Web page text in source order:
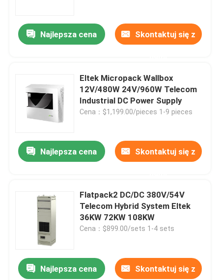
Najlepsza cena Skontaktuj się z
Eltek Micropack Wallbox
12V/480W 24V/960W Telecom
Industrial DC Power Supply
Cena：$1,199.00/pieces 1-9 pieces
Najlepsza cena Skontaktuj się z
Flatpack2 DC/DC 380V/54V
Telecom Hybrid System Eltek
36KW 72KW 108KW
Cena：$899.00/sets 1-4 sets
Najlepsza cena Skontaktuj się z